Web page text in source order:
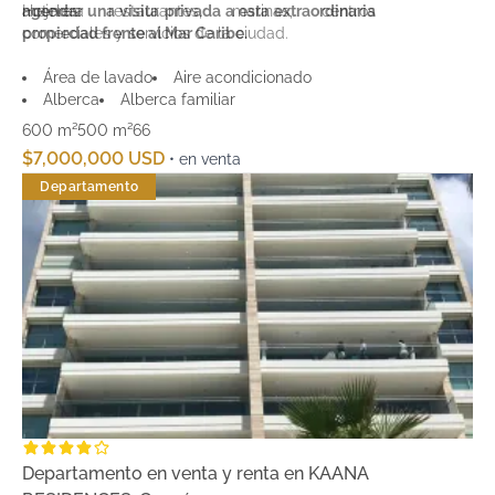
Hotelera
mejores restaurantes, marinas, centros
comerciales y servicios de la ciudad.
agendar una visita privada a esta extraordinaria
propiedad frente al Mar Caribe.
Área de lavado
Aire acondicionado
Alberca
Alberca familiar
600 m²500 m²66
$7,000,000 USD • en venta
Departamento
Departamento en venta y renta en KAANA